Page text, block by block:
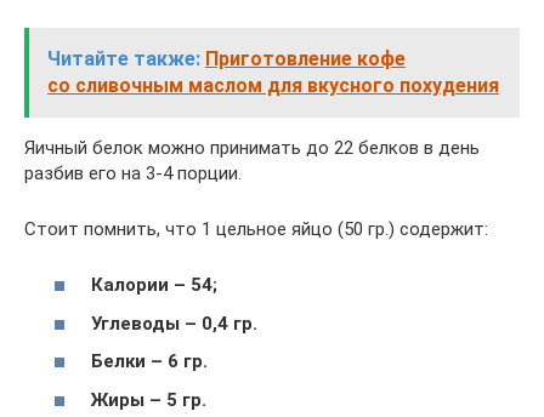
Читайте также: Приготовление кофе
со сливочным маслом для вкусного похудения
Яичный белок можно принимать до 22 белков в день
разбив его на 3-4 порции.
Стоит помнить, что 1 цельное яйцо (50 гр.) содержит:
Калории – 54;
Углеводы – 0,4 гр.
Белки – 6 гр.
Жиры – 5 гр.